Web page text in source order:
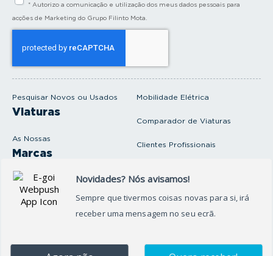
Pesquisar Novos ou Usados
Viaturas
As Nossas
Marcas
Produtos e serviços
Oficina
Mobilidade Elétrica
Comparador de Viaturas
Clientes Profissionais
Seguros Protector
* Autorizo a comunicação e utilização dos meus dados pessoais para
acções de Marketing do Grupo Filinto Mota.